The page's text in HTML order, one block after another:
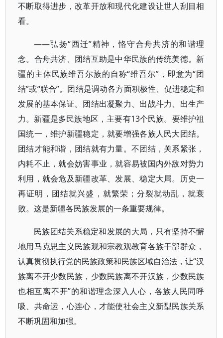
不断取得进步，改革开放和现代化建设让世人刮目相
看。
——弘扬“西迁”精神，恪守合舟共济的和谐理
念。合舟共济、团结互助是中华民族的传统美德。新
疆的主体民族维吾尔族的自称“维吾尔”，即意为“团
结”或“联合”。团结是调动各方面积极性、促进稳定和
发展的基本保证。团结出凝聚力、出战斗力、出生产
力。新疆是多民族地区，主要有13个民族。要维护祖
国统一，维护新疆稳定，就要增强各族人民大团结。
团结才能和谐，团结就有力量。不团结，关系紧张，
内耗不止，就会妨害事业，就容易被国内外敌对势力
利用，就会危及新疆改革、发展、稳定大局。历史一
再证明，团结就兴盛，就繁荣；分裂就动乱，就衰
败。这是新疆各民族发展的一条重要规律。
民族团结关系稳定和发展的大局，只有坚持不懈
地用马克思主义民族观和宗教观教育各族干部群众，
认真贯彻执行党的民族政策和民族区域自治法，让“汉
族离不开少数民族，少数民族离不开汉族，少数民族
也相互离不开”的和谐理念深入人心，各族人民同呼
吸、共命运，心连心，才能使社会主义新型民族关系
不断巩固和加强。